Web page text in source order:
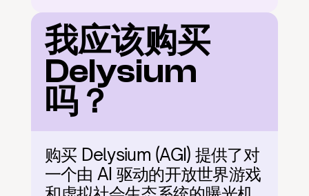
我应该购买
Delysium
吗？
购买 Delysium (AGI) 提供了对
一个由 AI 驱动的开放世界游戏